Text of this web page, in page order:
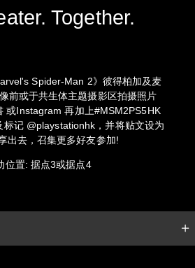
Together.
Spider-Man 2》彼得柏加及麦
前或于共生体主题摄影区拍摄照片
或Instagram 再加上#MSM2PS5HK
记 @playstationhk，并将贴文设为
出去，召集更多好友参加!
位置: 据点3或据点4